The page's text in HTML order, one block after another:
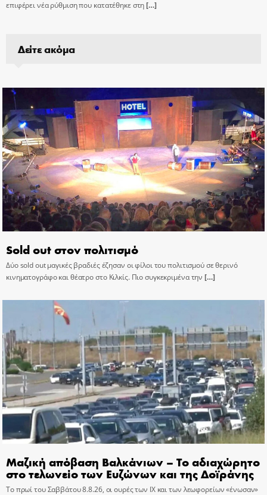
επιφέρει νέα ρύθμιση που κατατέθηκε στη[…]
Δείτε ακόμα
Sold out στον πολιτισμό
Δύο sold out μαγικές βραδιές έζησαν οι φίλοι του πολιτισμού σε θερινό
κινηματογράφο και θέατρο στο Κιλκίς. Πιο συγκεκριμένα την […]
Μαζική απόβαση Βαλκάνιων – Το αδιαχώρητο
στο τελωνείο των Ευζώνων και της Δοϊράνης
Το πρωί του Σαββάτου 8.8.26, οι ουρές των ΙΧ και των λεωφορείων «ένωσαν»